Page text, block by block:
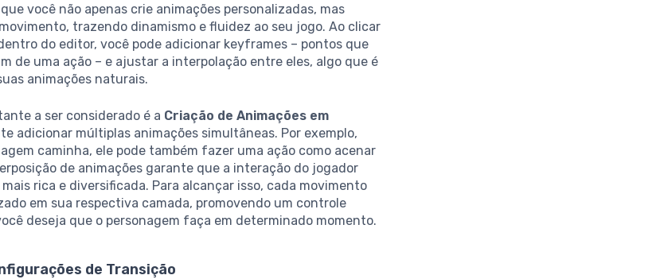
você não apenas crie animações personalizadas, mas
trazendo dinamismo e fluidez ao seu jogo. Ao clicar
do editor, você pode adicionar keyframes – pontos que
de uma ação – e ajustar a interpolação entre eles, algo que é
animações naturais.
a ser considerado é a Criação de Animações em
adicionar múltiplas animações simultâneas. Por exemplo,
caminha, ele pode também fazer uma ação como acenar
de animações garante que a interação do jogador
rica e diversificada. Para alcançar isso, cada movimento
em sua respectiva camada, promovendo um controle
deseja que o personagem faça em determinado momento.
de Transição